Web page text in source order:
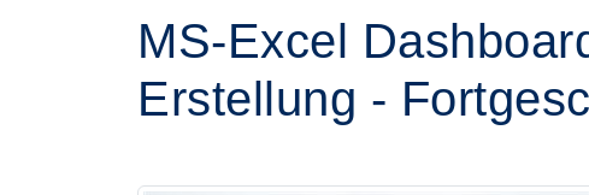
MS-Excel
Erstellung -